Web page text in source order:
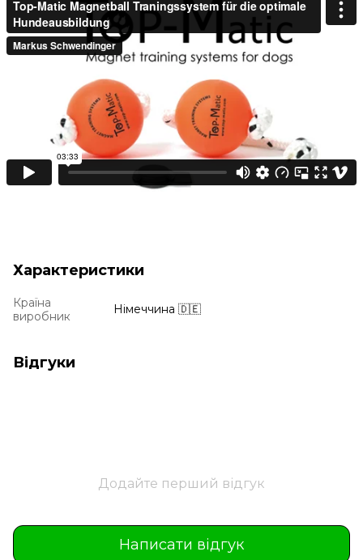
Характеристики
Країна
виробник
Німеччина 🇩🇪
Відгуки
Додайте перший відгук
Написати відгук